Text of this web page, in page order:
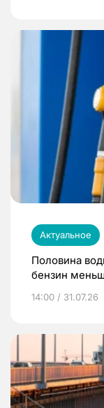
Актуальное
Половина
бензин
14:00 / 31.07.26